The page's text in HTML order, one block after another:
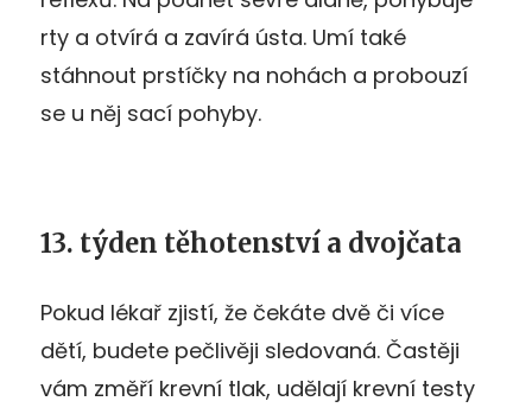
rty a otvírá a zavírá ústa. Umí také
stáhnout prstíčky na nohách a probouzí
se u něj sací pohyby.
13. týden těhotenství a dvojčata
Pokud lékař zjistí, že čekáte dvě či více
dětí, budete pečlivěji sledovaná. Častěji
vám změří krevní tlak, udělají krevní testy